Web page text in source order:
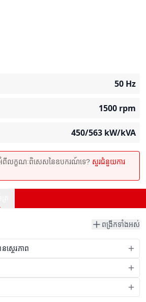
50 Hz
1500 rpm
450/563 kW/kVA
អំពីលក្ខណៈពិសេសនៃឧបករណ៍ទេ? សួរជំនួយការ
ពង្រីកទាំងអស់
ថេរភាព